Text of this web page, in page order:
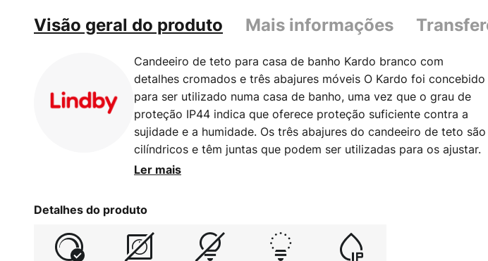
Visão geral do produto Mais informações
Candeeiro de teto para casa de banho Kardo branco com
detalhes cromados e três abajures móveis O Kardo foi concebido
para ser utilizado numa casa de banho, uma vez que o grau de
proteção IP44 indica que oferece proteção suficiente contra a
sujidade e a humidade. Os três abajures do candeeiro de teto são
cilíndricos e têm juntas que podem ser utilizadas para os ajustar.
O aspeto com a superfície branca e os detalhes cromados é
Ler mais
Detalhes do produto